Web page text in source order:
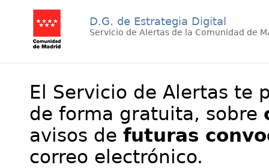
D.G. de Estrategia Digital
Servicio de Alertas de la Comunidad de
El Servicio de Alertas te
de forma gratuita, sobre
avisos de futuras
correo electrónico.